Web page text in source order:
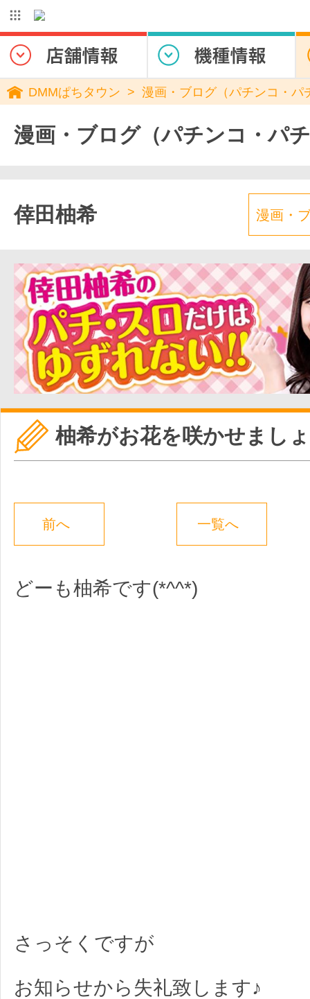
DMMぱちタウン 漫画・ブログ（パチンコ・パ
漫画・ブログ（パチンコ・パ
倖田柚希 漫画・
柚希がお花を咲かせまし
前へ 一覧へ
どーも柚希です(*^^*)
さっそくですが
お知らせから失礼致します♪